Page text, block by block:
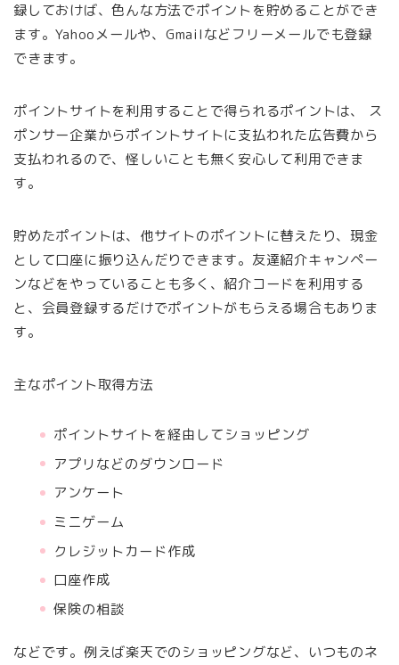
録しておけば、色んな方法でポイントを貯めることができ
ます。Yahooメールや、Gmailなどフリーメールでも登録
できます。
ポイントサイトを利用することで得られるポイントは、 ス
ポンサー企業からポイントサイトに支払われた広告費から
支払われるので、怪しいことも無く安心して利用できま
す。
貯めたポイントは、他サイトのポイントに替えたり、現金
として口座に振り込んだりできます。友達紹介キャンペー
ンなどをやっていることも多く、紹介コードを利用する
と、会員登録するだけでポイントがもらえる場合もありま
す。
主なポイント取得方法
ポイントサイトを経由してショッピング
アプリなどのダウンロード
アンケート
ミニゲーム
クレジットカード作成
口座作成
保険の相談
などです。例えば楽天でのショッピングなど、いつものネ